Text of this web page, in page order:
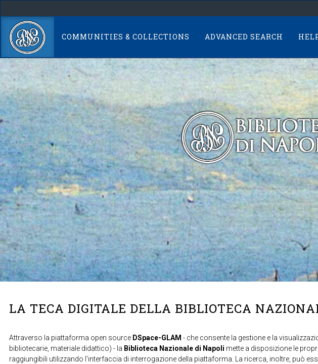
navigation
COMMUNITIES & COLLECTIONS ADVANCED SEARCH
LA TECA DIGITALE DELLA BIBLIOTECA
Attraverso la piattaforma open source DSpace-GLAM - che consente la gestione e la
bibliotecarie, materiale didattico) - la Biblioteca Nazionale di Napoli mette a disposizione le
raggiungibili utilizzando l'interfaccia di interrogazione della piattaforma. La ricerca, inoltre, può